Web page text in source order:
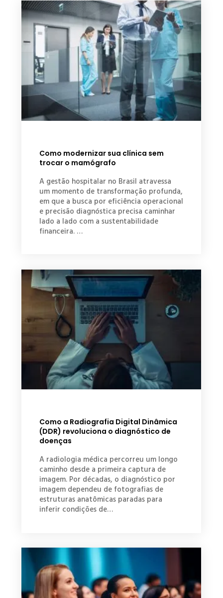
Como modernizar sua clínica sem
trocar o mamógrafo
A gestão hospitalar no Brasil atravessa
um momento de transformação profunda,
em que a busca por eficiência operacional
e precisão diagnóstica precisa caminhar
lado a lado com a sustentabilidade
financeira. …
Como a Radiografia Digital Dinâmica
(DDR) revoluciona o diagnóstico de
doenças
A radiologia médica percorreu um longo
caminho desde a primeira captura de
imagem. Por décadas, o diagnóstico por
imagem dependeu de fotografias de
estruturas anatômicas paradas para
inferir condições de…